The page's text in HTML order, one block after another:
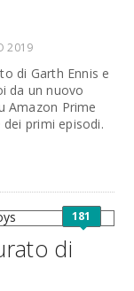
2019
di Garth Ennis e
da un nuovo
Amazon Prime
primi episodi.
181
di